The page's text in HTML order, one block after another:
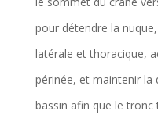
pour détendre la
latérale et thoracique,
périnée, et maintenir la
bassin afin que le